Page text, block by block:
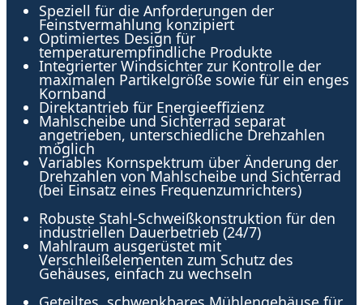
Speziell für die Anforderungen der
Feinstvermahlung konzipiert
Optimiertes Design für
temperaturempfindliche Produkte
Integrierter Windsichter zur Kontrolle der
maximalen Partikelgröße sowie für ein enges
Kornband
Direktantrieb für Energieeffizienz
Mahlscheibe und Sichterrad separat
angetrieben, unterschiedliche Drehzahlen
möglich
Variables Kornspektrum über Änderung der
Drehzahlen von Mahlscheibe und Sichterrad
(bei Einsatz eines Frequenzumrichters)
Robuste Stahl-Schweißkonstruktion für den
industriellen Dauerbetrieb (24/7)
Mahlraum ausgerüstet mit
Verschleißelementen zum Schutz des
Gehäuses, einfach zu wechseln